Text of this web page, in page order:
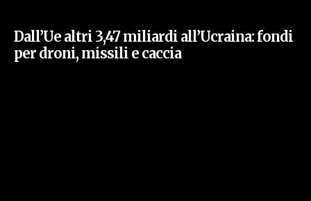
Dall’Ue altri 3,47 miliardi all’Ucraina: fondi
per droni, missili e caccia